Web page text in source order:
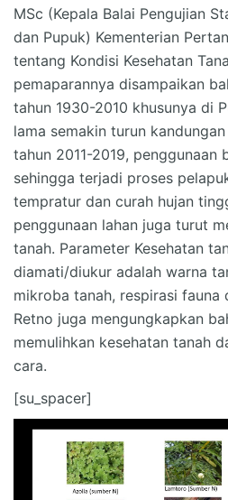
MSc (Kepala Balai Pengujian
dan Pupuk) Kementerian
tentang Kondisi Kesehatan
pemaparannya disampaikan
tahun 1930-2010 khusunya di
lama semakin turun
tahun 2011-2019, penggunaan
sehingga terjadi proses
tempratur dan curah hujan
penggunaan lahan juga turut
tanah. Parameter Kesehatan
diamati/diukur adalah warna
mikroba tanah, respirasi fauna
Retno juga mengungkapkan
memulihkan kesehatan tanah
cara.
[su_spacer]